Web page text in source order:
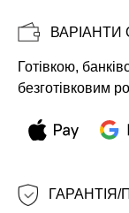
Копіювати
ВАРІАНТИ
Готівкою,
безготівковим